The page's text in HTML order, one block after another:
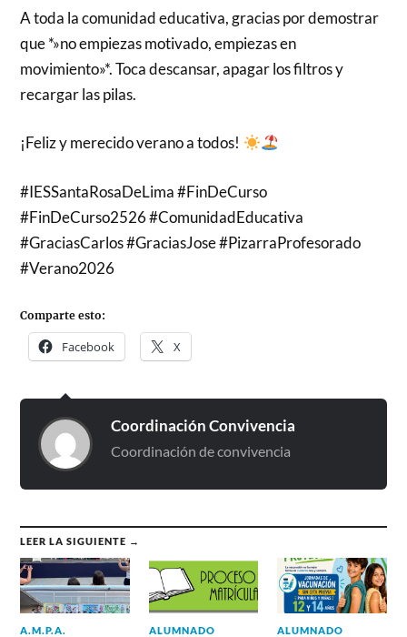
A toda la comunidad educativa, gracias por demostrar
que *»no empiezas motivado, empiezas en
movimiento»*. Toca descansar, apagar los filtros y
recargar las pilas.
¡Feliz y merecido verano a todos!
#IESSantaRosaDeLima #FinDeCurso
#FinDeCurso2526 #ComunidadEducativa
#GraciasCarlos #GraciasJose #PizarraProfesorado
#Verano2026
Comparte esto:
Facebook X
Coordinación Convivencia
Coordinación de convivencia
LEER LA SIGUIENTE →
A.M.P.A. ALUMNADO ALUMNADO